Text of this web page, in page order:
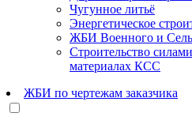
Чугунное литьё
Энергетическое
ЖБИ Военного и
Строительство
материалах КСС
ЖБИ по чертежам заказчика